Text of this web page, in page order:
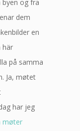
byen og fra
dem
en
här
på samma
Ja, møtet
har jeg
møter